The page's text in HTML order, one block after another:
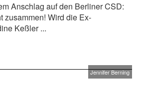
Anschlag auf den Berliner CSD:
zusammen! Wird die Ex-
Keßler ...
Jennifer Berning